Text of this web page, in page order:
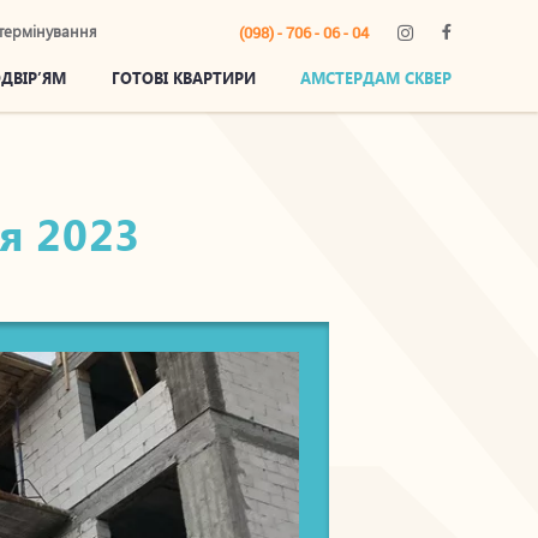
ГОТОВІ КВАРТИРИ АМСТЕРДАМ СКВЕР
(098) - 706 - 06 - 04
2023